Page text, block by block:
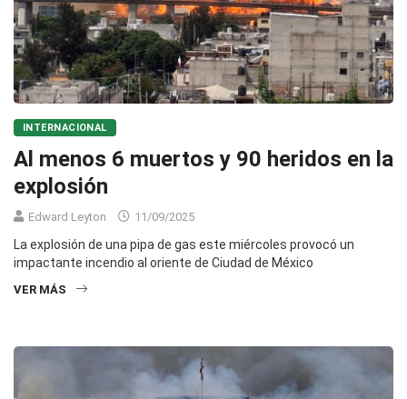
INTERNACIONAL
Al menos 6 muertos y 90 heridos en la
explosión
Edward Leyton 11/09/2025
La explosión de una pipa de gas este miércoles provocó un
impactante incendio al oriente de Ciudad de México
VER MÁS